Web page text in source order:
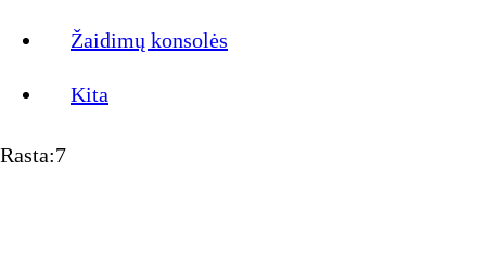
Žaidimų konsolės
Kita
Rasta:7